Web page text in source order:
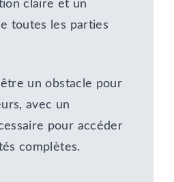
claire et un
toutes les parties
un obstacle pour
avec un
pour accéder
complètes.